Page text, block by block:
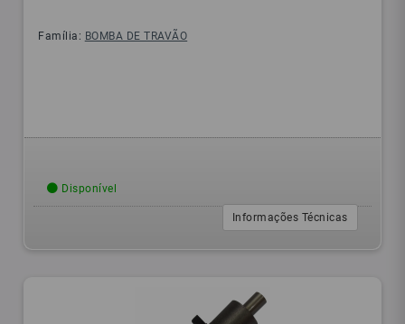
Família: BOMBA DE TRAVÃO
Disponível
Informações Técnicas